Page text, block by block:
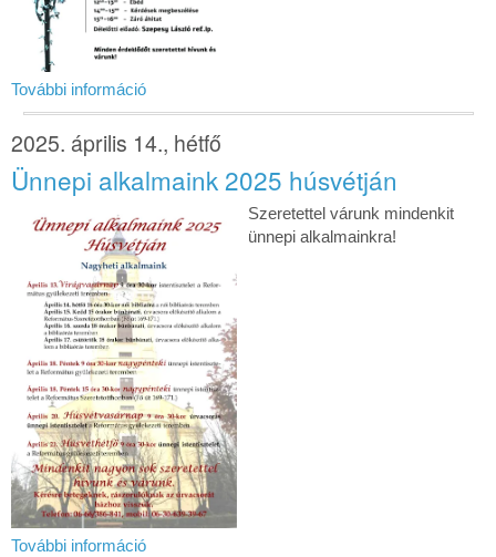
További információ
2025. április 14., hétfő
Ünnepi alkalmaink 2025 húsvétján
Szeretettel várunk mindenkit
ünnepi alkalmainkra!
További információ